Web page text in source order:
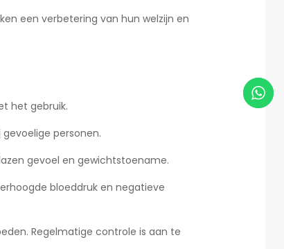
een verbetering van hun welzijn en
het gebruik.
personen.
gevoel en gewichtstoename.
bloeddruk en negatieve
Regelmatige controle is aan te